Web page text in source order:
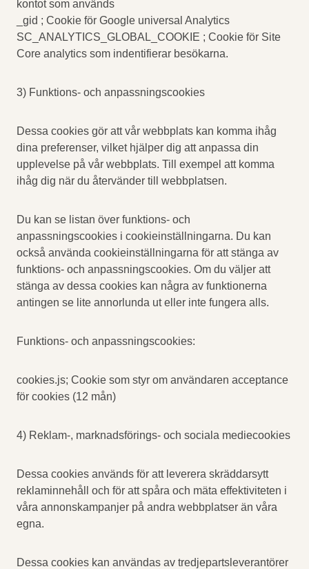
kontot som används
_gid ; Cookie för Google universal Analytics
SC_ANALYTICS_GLOBAL_COOKIE ; Cookie för Site
Core analytics som indentifierar besökarna.
3) Funktions- och anpassningscookies
Dessa cookies gör att vår webbplats kan komma ihåg
dina preferenser, vilket hjälper dig att anpassa din
upplevelse på vår webbplats. Till exempel att komma
ihåg dig när du återvänder till webbplatsen.
Du kan se listan över funktions- och
anpassningscookies i cookieinställningarna. Du kan
också använda cookieinställningarna för att stänga av
funktions- och anpassningscookies. Om du väljer att
stänga av dessa cookies kan några av funktionerna
antingen se lite annorlunda ut eller inte fungera alls.
Funktions- och anpassningscookies:
cookies.js; Cookie som styr om användaren acceptance
för cookies (12 mån)
4) Reklam-, marknadsförings- och sociala mediecookies
Dessa cookies används för att leverera skräddarsytt
reklaminnehåll och för att spåra och mäta effektiviteten i
våra annonskampanjer på andra webbplatser än våra
egna.
Dessa cookies kan användas av tredjepartsleverantörer